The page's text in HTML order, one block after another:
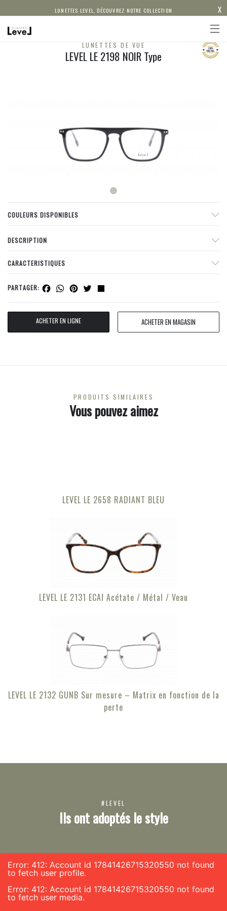
LUNETTES LEVEL, DÉCOUVREZ NOTRE COLLECTION X
LUNETTES DE VUE
LEVEL LE 2198 NOIR Type
COULEURS DISPONIBLES
DESCRIPTION
CARACTERISTIQUES
PARTAGER: Facebook
WhatsApp
Pinterest
Twitter
ACHETER EN LIGNE ACHETER EN MAGASIN
PRODUITS SIMILAIRES
Vous pouvez aimez
LEVEL LE 2658 RADIANT BLEU
LEVEL LE 2131 ECAI Acétate / Métal / Veau
LEVEL LE 2132 GUNB Sur mesure – Matrix en fonction de la
perte
#LEVEL
Ils ont adoptés le style
Error: 412: Account id 17841426715320550 not found
to fetch user profile.
Error: 412: Account id 17841426715320550 not found
to fetch user media.